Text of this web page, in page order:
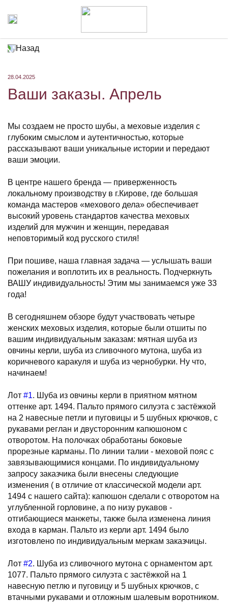
Назад
28.04.2025
Ваши заказы. Апрель
Мы создаем не просто шубы, а меховые изделия с
глубоким смыслом и аутентичностью, которые
рассказывают ваши уникальные истории и передают
ваши эмоции.
В центре нашего бренда — приверженность
локальному производству в г.Кирове, где большая
команда мастеров «мехового дела» обеспечивает
высокий уровень стандартов качества меховых
изделий для мужчин и женщин, передавая
неповторимый код русского стиля!
При пошиве, наша главная задача — услышать ваши
пожелания и воплотить их в реальность. Подчеркнуть
ВАШУ индивидуальность! Этим мы занимаемся уже 33
года!
В сегодняшнем обзоре будут участвовать четыре
женских меховых изделия, которые были отшиты по
вашим индивидуальным заказам: мятная шуба из
овчины керли, шуба из сливочного мутона, шуба из
коричневого каракуля и шуба из чернобурки. Ну что,
начинаем!
Лот #1. Шуба из овчины керли в приятном мятном
оттенке арт. 1494. Пальто прямого силуэта с застёжкой
на 2 навесные петли и пуговицы и 5 шубных крючков, с
рукавами реглан и двусторонним капюшоном с
отворотом. На полочках обработаны боковые
прорезные карманы. По линии талии - меховой пояс с
завязывающимися концами. По индивидуальному
запросу заказчика были внесены следующие
изменения ( в отличие от классической модели арт.
1494 с нашего сайта): капюшон сделали с отворотом на
углубленной горловине, а по низу рукавов -
отгибающиеся манжеты, также была изменена линия
входа в карман. Пальто из керли арт. 1494 было
изготовлено по индивидуальным меркам заказчицы.
Лот #2. Шуба из сливочного мутона с орнаментом арт.
1077. Пальто прямого силуэта с застёжкой на 1
навесную петлю и пуговицу и 5 шубных крючков, с
втачными рукавами и отложным шалевым воротником.